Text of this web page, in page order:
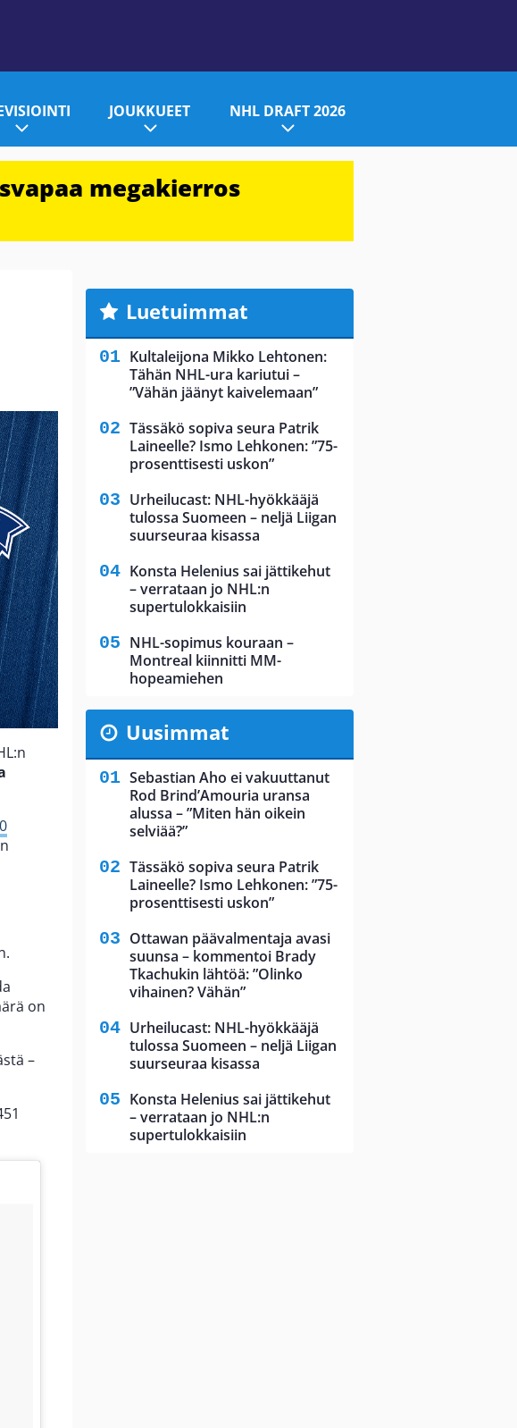
JOUKKUEET NHL DRAFT 2026
megakierros
on
–
Luetuimmat
Kultaleijona Mikko Lehtonen:
Tähän NHL-ura kariutui –
”Vähän jäänyt kaivelemaan”
Tässäkö sopiva seura Patrik
Laineelle? Ismo Lehkonen: ”75-
prosenttisesti uskon”
Urheilucast: NHL-hyökkääjä
tulossa Suomeen – neljä Liigan
suurseuraa kisassa
Konsta Helenius sai jättikehut
– verrataan jo NHL:n
supertulokkaisiin
NHL-sopimus kouraan –
Montreal kiinnitti MM-
hopeamiehen
Uusimmat
Sebastian Aho ei vakuuttanut
Rod Brind’Amouria uransa
alussa – ”Miten hän oikein
selviää?”
Tässäkö sopiva seura Patrik
Laineelle? Ismo Lehkonen: ”75-
prosenttisesti uskon”
Ottawan päävalmentaja avasi
suunsa – kommentoi Brady
Tkachukin lähtöä: ”Olinko
vihainen? Vähän”
Urheilucast: NHL-hyökkääjä
tulossa Suomeen – neljä Liigan
suurseuraa kisassa
Konsta Helenius sai jättikehut
– verrataan jo NHL:n
supertulokkaisiin